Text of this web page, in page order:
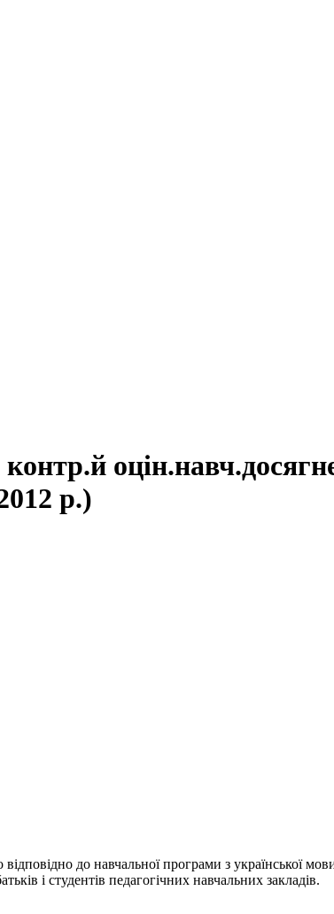
р.)
до навчальної програми з української
і студентів педагогічних навчальних закладів.